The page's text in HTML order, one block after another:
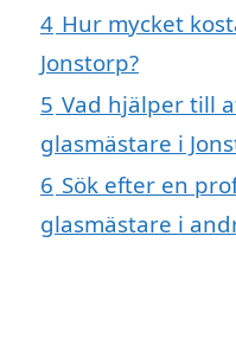
4 Hur mycket
Jonstorp?
5 Vad hjälper till
glasmästare i
6 Sök efter en
glasmästare i